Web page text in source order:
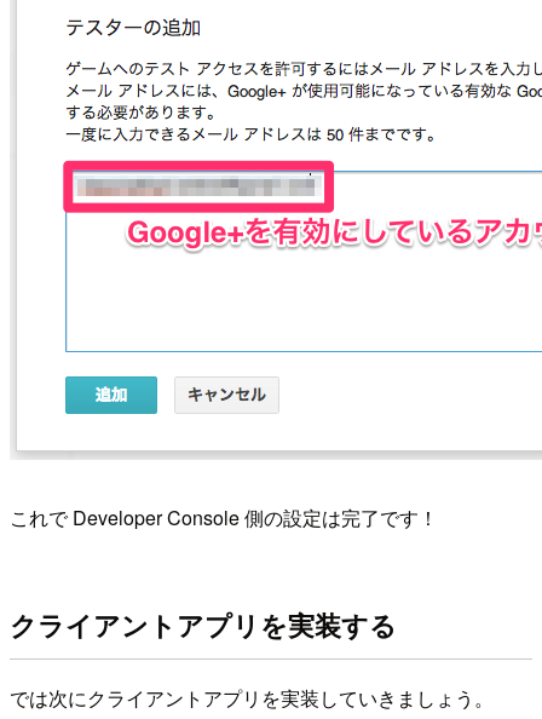
これで Developer Console 側の設定は完了です！
クライアントアプリを実装する
では次にクライアントアプリを実装していきましょう。